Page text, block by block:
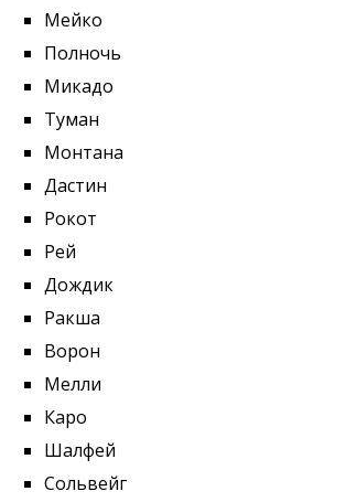
Мейко
Полночь
Микадо
Туман
Монтана
Дастин
Рокот
Рей
Дождик
Ракша
Ворон
Мелли
Каро
Шалфей
Сольвейг